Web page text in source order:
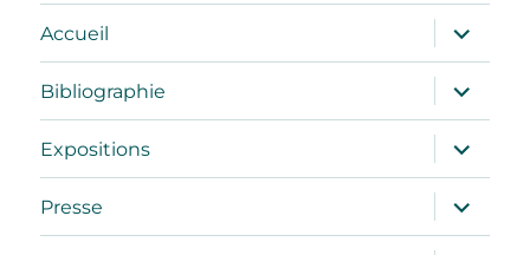
Accueil
ouvrir
le
sous-
menu
Bibliographie
ouvrir
le
sous-
menu
Expositions
ouvrir
le
sous-
menu
Presse
ouvrir
le
sous-